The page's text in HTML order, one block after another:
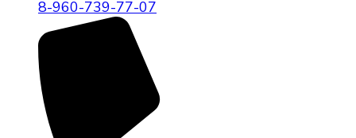
8-960-739-77-07